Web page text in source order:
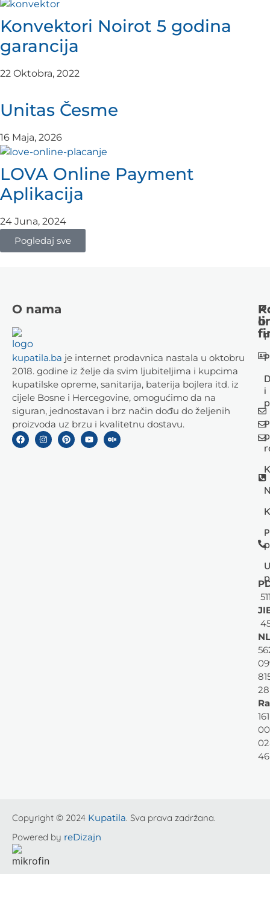
Konvektori Noirot 5 godina
garancija
22 Oktobra, 2022
Unitas Česme
16 Maja, 2026
LOVA Online Payment
Aplikacija
24 Juna, 2024
Pogledaj sve
O nama
kupatila.ba je internet prodavnica nastala u oktobru
2018. godine iz želje da svim ljubiteljima i kupcima
kupatilske opreme, sanitarija, baterija bojlera itd. iz
cijele Bosne i Hercegovine, omogućimo da na
siguran, jednostavan i brz način dođu do željenih
proizvoda uz brzu i kvalitetnu dostavu.
i
o
28
46
Copyright © 2024 Kupatila. Sva prava zadržana.
Powered by reDizajn